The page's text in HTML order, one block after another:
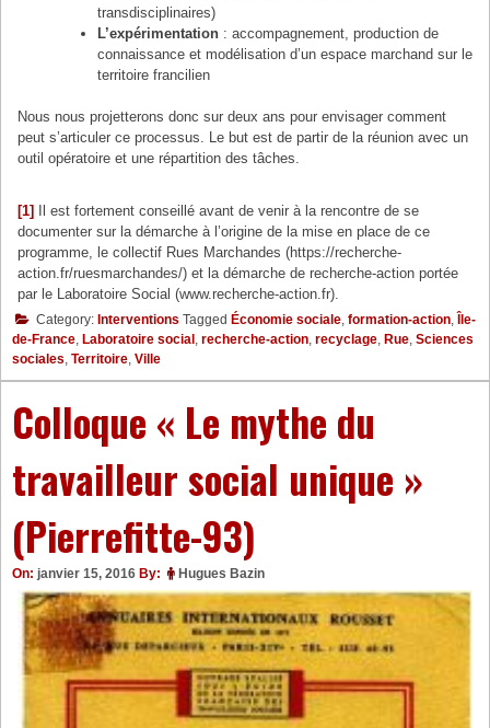
transdisciplinaires)
L’expérimentation : accompagnement, production de
connaissance et modélisation d’un espace marchand sur le
territoire francilien
Nous nous projetterons donc sur deux ans pour envisager comment
peut s’articuler ce processus. Le but est de partir de la réunion avec un
outil opératoire et une répartition des tâches.
[1]
Il est fortement conseillé avant de venir à la rencontre de se
documenter sur la démarche à l’origine de la mise en place de ce
programme, le collectif Rues Marchandes (https://recherche-
action.fr/ruesmarchandes/) et la démarche de recherche-action portée
par le Laboratoire Social (www.recherche-action.fr).
Category: Interventions Tagged Économie sociale, formation-action,
Île-
de-France, Laboratoire social , recherche-action, recyclage, Rue, Sciences
sociales, Territoire, Ville
Colloque « Le mythe du
travailleur social unique »
(Pierrefitte-93)
On: janvier 15, 2016 By: Hugues Bazin